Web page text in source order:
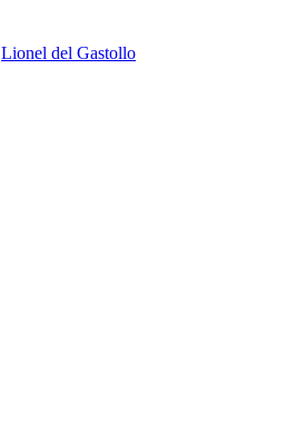
Lionel del Gastollo